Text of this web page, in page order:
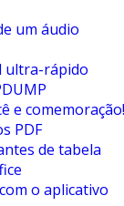
um áudio
ultra-rápido
e comemoração!
PDF
de tabela
o aplicativo